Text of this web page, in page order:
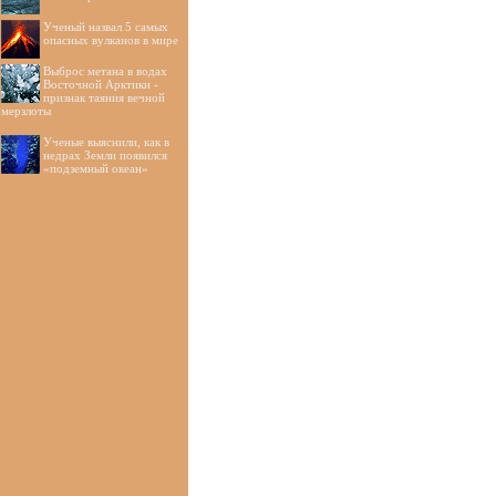
Ученый назвал 5 самых
опасных вулканов в мире
Выброс метана в водах
Восточной Арктики -
признак таяния вечной
мерзлоты
Ученые выяснили, как в
недрах Земли появился
«подземный океан»